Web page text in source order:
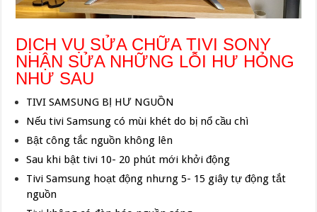
DỊCH VỤ SỬA CHỮA TIVI SONY
NHẬN SỬA NHỮNG LỖI HƯ HỎNG
NHƯ SAU
TIVI SAMSUNG BỊ HƯ NGUỒN
Nếu tivi Samsung có mùi khét do bị nổ cầu chì
Bật công tắc nguồn không lên
Sau khi bật tivi 10- 20 phút mới khởi động
Tivi Samsung hoạt động nhưng 5- 15 giây tự động tắt
nguồn